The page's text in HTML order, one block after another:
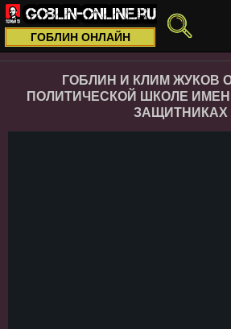
ГОБЛИН ОНЛАЙН
ГОБЛИН И КЛИМ ЖУКОВ
ПОЛИТИЧЕСКОЙ ШКОЛЕ
ЗАЩИТНИКАХ